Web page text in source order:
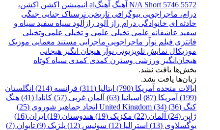
5572
5746
N/A Short آهنگ آهنگal انیمیشن اکشن اکشن،
درام، ماجراجویی بیوگرافی تاریخی ترسناک جنایی جنگی
حادثه ای خانوادگی درام راز آلود رازآلود سیاه سفید سیاه و
سفید عاشقانه علمی تخیلی علمی و تخیلی علمی‌و‌تخیلی
فانتزی فیلم نوآر ماجراجویی ماجرایی مستند معمایی موزیک
موزیکال نمایش تلویزیونی نوآر هیجان انگیز هیجانی
هیجان‌انگیز ورزشی وسترن کمدی کمدی سیاه کوتاه
بخش‌ها یافت نشد.
زبان‌ها یافت نشد.
ایالات متحده آمریکا (790)
ایتالیا (311) فرانسه (214)
انگلستان
(199)
آمریکا (87) اسپانیا (63) آلمان غربی (57) کانادا (41)
هنگ
کنگ (36)
United Kingdom (34) اتحاد جماهیر شوروی (25)
ژاپن (24)
آلمان (22) مکزیک (19) هندوستان (19)
ایران (16)
یوگسلاوی (13)
استرالیا (12) سوئیس (12) بلژیک (9)
تایوان (7)